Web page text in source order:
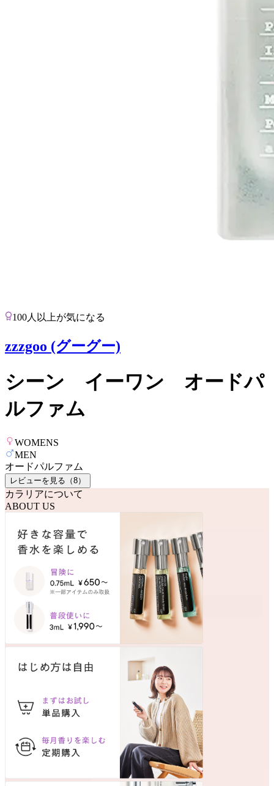
100人以上が気になる
zzzgoo (グーグー)
シーン イーワン オードパ
ルファム
WOMENS
MEN
オードパルファム
レビューを見る（8）
カラリアについて
ABOUT US